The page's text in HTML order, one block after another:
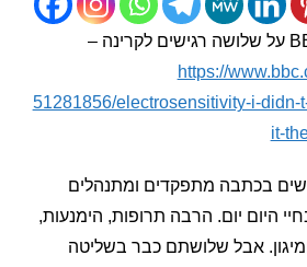
https://
51281856/
מתפקדים ומתנהלים
הרבה תרופות, הימנעות,
שלושתם כבר בשליטה